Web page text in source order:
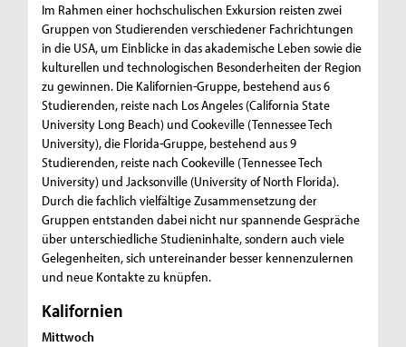
Im Rahmen einer hochschulischen Exkursion reisten zwei
Gruppen von Studierenden verschiedener Fachrichtungen
in die USA, um Einblicke in das akademische Leben sowie die
kulturellen und technologischen Besonderheiten der Region
zu gewinnen. Die Kalifornien-Gruppe, bestehend aus 6
Studierenden, reiste nach Los Angeles (California State
University Long Beach) und Cookeville (Tennessee Tech
University), die Florida-Gruppe, bestehend aus 9
Studierenden, reiste nach Cookeville (Tennessee Tech
University) und Jacksonville (University of North Florida).
Durch die fachlich vielfältige Zusammensetzung der
Gruppen entstanden dabei nicht nur spannende Gespräche
über unterschiedliche Studieninhalte, sondern auch viele
Gelegenheiten, sich untereinander besser kennenzulernen
und neue Kontakte zu knüpfen.
Kalifornien
Mittwoch